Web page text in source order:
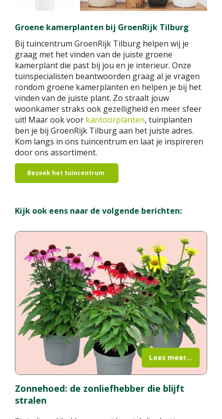
Groene kamerplanten bij GroenRijk Tilburg
Bij tuincentrum GroenRijk Tilburg helpen wij je
graag met het vinden van de juiste groene
kamerplant die past bij jou en je interieur. Onze
tuinspecialisten beantwoorden graag al je vragen
rondom groene kamerplanten en helpen je bij het
vinden van de juiste plant. Zo straalt jouw
woonkamer straks ook gezelligheid en meer sfeer
uit! Maar ook voor kantoorplanten, tuinplanten
ben je bij GroenRijk Tilburg aan het juiste adres.
Kom langs in ons tuincentrum en laat je inspireren
door ons assortiment.
Bezoek het tuincentrum
Kijk ook eens naar de volgende berichten:
Zonnehoed: de zonliefhebber die blijft
stralen
Lees meer...